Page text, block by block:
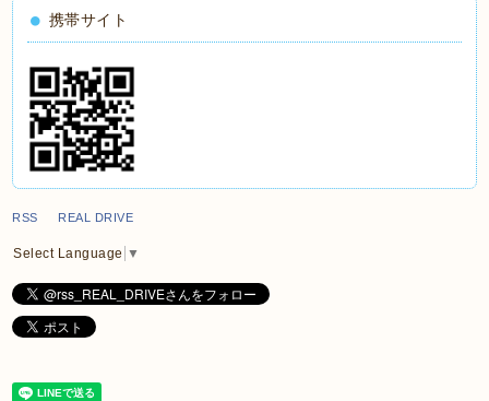
携帯サイト
RSS REAL DRIVE
Select Language ▼